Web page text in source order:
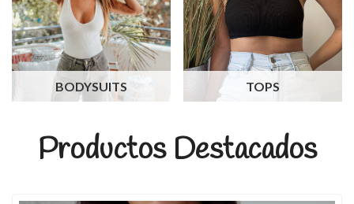
BODYSUITS TOPS
Productos Destacados